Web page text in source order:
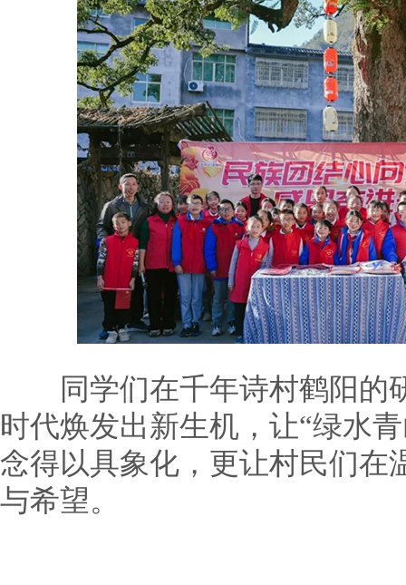
同学们在千年诗村鹤阳的
时代焕发出新生机，让“绿水
念得以具象化，更让村民们在
与希望。